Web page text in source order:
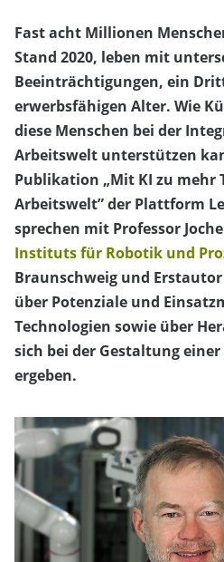
Fast acht Millionen
Stand 2020, leben mit
Beeinträchtigungen, ein
erwerbsfähigen Alter. Wie
diese Menschen bei der
Arbeitswelt unterstützen
Publikation „Mit KI zu mehr
Arbeitswelt” der Plattform
sprechen mit Professor
Instituts für Robotik und
Braunschweig und
über Potenziale und
Technologien sowie über
sich bei der Gestaltung
ergeben.